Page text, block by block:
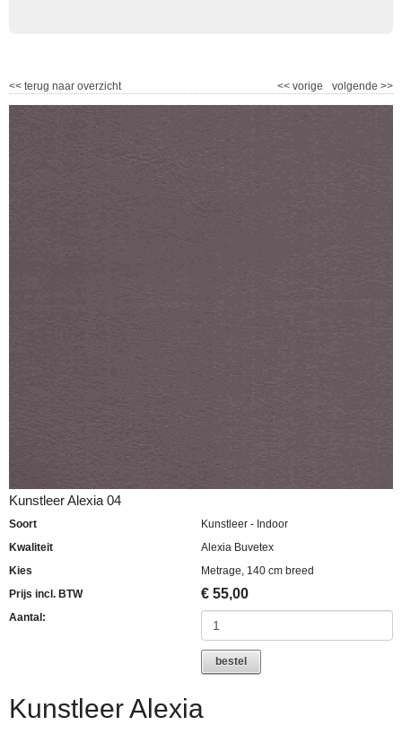
<< terug naar overzicht volgende >>
<< vorige
Kunstleer Alexia 04
Soort
Kunstleer - Indoor
Kwaliteit
Alexia Buvetex
Kies
Metrage, 140 cm breed
Prijs incl. BTW
€ 55,00
Aantal:
bestel
Kunstleer Alexia